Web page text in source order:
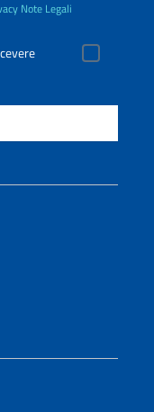
Note Legali